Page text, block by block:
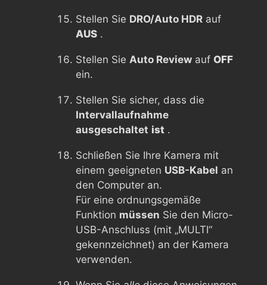
Stellen Sie DRO/Auto HDR auf
AUS .
Stellen Sie Auto Review auf OFF
ein.
Stellen Sie sicher, dass die
Intervallaufnahme
ausgeschaltet ist .
Schließen Sie Ihre Kamera mit
einem geeigneten USB-Kabel an
den Computer an.
Für eine ordnungsgemäße
Funktion müssen Sie den Micro-
USB-Anschluss (mit „MULTI“
gekennzeichnet) an der Kamera
verwenden.